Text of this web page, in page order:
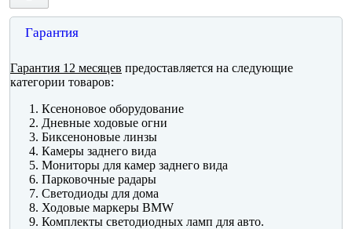
Гарантия
Гарантия 12 месяцев предоставляется на следующие
категории товаров:
Ксеноновое оборудование
Дневные ходовые огни
Биксеноновые линзы
Камеры заднего вида
Мониторы для камер заднего вида
Парковочные радары
Светодиоды для дома
Ходовые маркеры BMW
Комплекты светодиодных ламп для авто.